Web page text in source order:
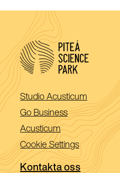
Studio Acusticum (Öppnas
i
ett
nytt
fönster)
Go Business(Öppnas
i
ett
nytt
fönster)
Acusticum(Öppnas
i
ett
nytt
Cookie Settings
Kontakta oss